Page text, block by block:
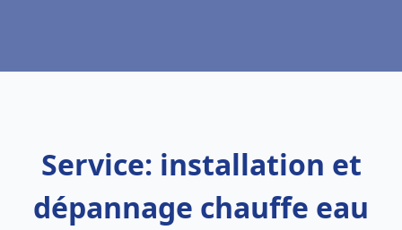
Service: installation et
dépannage chauffe eau